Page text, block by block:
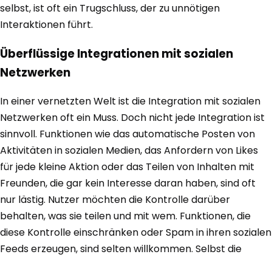
selbst, ist oft ein Trugschluss, der zu unnötigen
Interaktionen führt.
Überflüssige Integrationen mit sozialen
Netzwerken
In einer vernetzten Welt ist die Integration mit sozialen
Netzwerken oft ein Muss. Doch nicht jede Integration ist
sinnvoll. Funktionen wie das automatische Posten von
Aktivitäten in sozialen Medien, das Anfordern von Likes
für jede kleine Aktion oder das Teilen von Inhalten mit
Freunden, die gar kein Interesse daran haben, sind oft
nur lästig. Nutzer möchten die Kontrolle darüber
behalten, was sie teilen und mit wem. Funktionen, die
diese Kontrolle einschränken oder Spam in ihren sozialen
Feeds erzeugen, sind selten willkommen. Selbst die